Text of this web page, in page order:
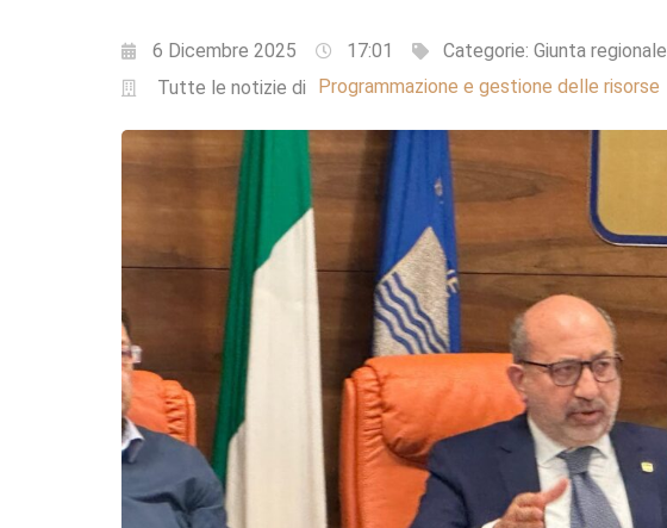
6 Dicembre 2025 17:01 Categorie: Giunta regionale
Tutte le notizie di
Programmazione e gestione delle risorse